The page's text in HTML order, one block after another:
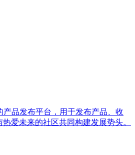
品发布平台，用于发布产品、收
爱未来的社区共同构建发展势头。